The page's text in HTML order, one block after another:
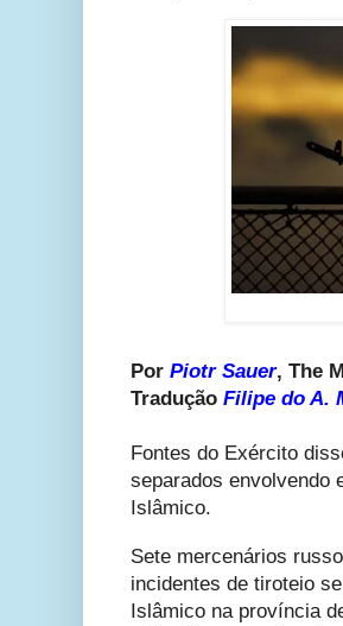
Por Piotr Sauer, The
Tradução Filipe do A.
Fontes do Exército
separados envolvendo
Islâmico.
Sete mercenários
incidentes de tiroteio
Islâmico na província